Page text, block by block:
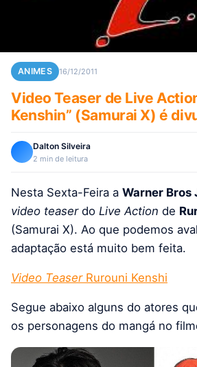
ANIMES 16/12/2011
Video Teaser de Live
Kenshin” (Samurai X) é
Dalton Silveira
2 min de leitura
Nesta Sexta-Feira a Warner Bros
video teaserdo Live Action de
(Samurai X). Ao que podemos
adaptação está muito bem feita.
Video TeaserRurouni Kenshi
Segue abaixo alguns do atores
os personagens do mangá no